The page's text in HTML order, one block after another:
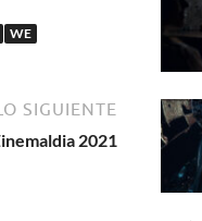
WE
SIGUIENTE
2021